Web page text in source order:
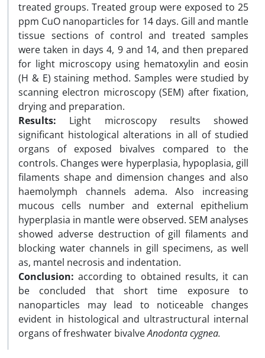
treated groups. Treated group were exposed to 25
ppm CuO nanoparticles for 14 days. Gill and mantle
tissue sections of control and treated samples
were taken in days 4, 9 and 14, and then prepared
for light microscopy using hematoxylin and eosin
(H & E) staining method. Samples were studied by
scanning electron microscopy (SEM) after fixation,
drying and preparation.
Results: Light microscopy results showed
significant histological alterations in all of studied
organs of exposed bivalves compared to the
controls. Changes were hyperplasia, hypoplasia, gill
filaments shape and dimension changes and also
haemolymph channels adema. Also increasing
mucous cells number and external epithelium
hyperplasia in mantle were observed. SEM analyses
showed adverse destruction of gill filaments and
blocking water channels in gill specimens, as well
as, mantel necrosis and indentation.
Conclusion: according to obtained results, it can
be concluded that short time exposure to
nanoparticles may lead to noticeable changes
evident in histological and ultrastructural internal
organs of freshwater bivalveAnodonta cygnea.